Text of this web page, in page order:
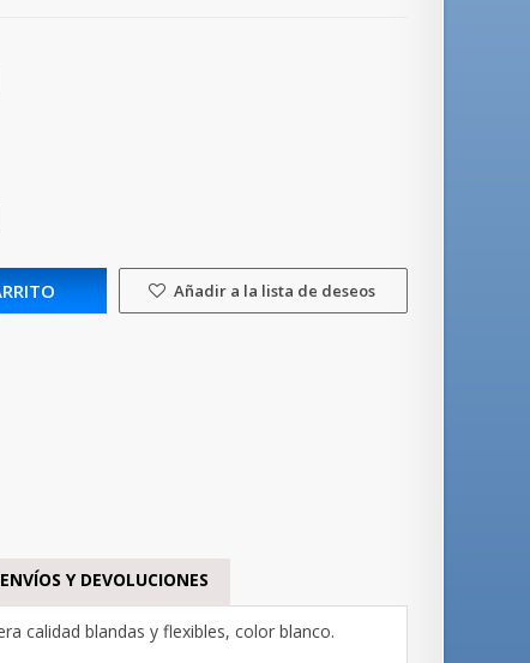
Añadir a la lista de deseos
ENVÍOS Y DEVOLUCIONES
calidad blandas y flexibles, color blanco.